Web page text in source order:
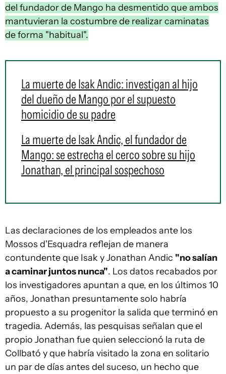
del fundador de Mango ha desmentido que ambos
mantuvieran la costumbre de realizar caminatas
de forma "habitual".
La muerte de Isak Andic: investigan al hijo
del dueño de Mango por el supuesto
homicidio de su padre
La muerte de Isak Andic, el fundador de
Mango: se estrecha el cerco sobre su hijo
Jonathan, el principal sospechoso
Las declaraciones de los empleados ante los
Mossos d'Esquadra reflejan de manera
contundente que Isak y Jonathan Andic "no salían
a caminar juntos nunca". Los datos recabados por
los investigadores apuntan a que, en los últimos 10
años, Jonathan presuntamente solo habría
propuesto a su progenitor la salida que terminó en
tragedia. Además, las pesquisas señalan que el
propio Jonathan fue quien seleccionó la ruta de
Collbató y que habría visitado la zona en solitario
un par de días antes del suceso, un hecho que